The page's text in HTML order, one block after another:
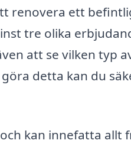
renovera ett
tre olika
att se vilken typ
detta kan du
kan innefatta allt